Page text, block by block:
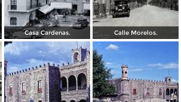
Casa Cardenas. Calle Morelos.